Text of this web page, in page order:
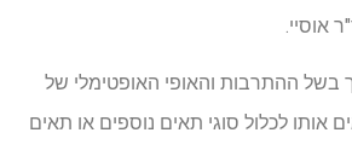
אוסיי.
בשל ההתרבות והאופי האופטימלי של
אותו לכלול סוגי תאים נוספים או תאים